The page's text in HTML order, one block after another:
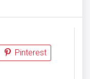
Pinterest